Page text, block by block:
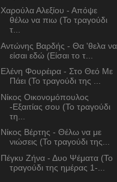
Χαρούλα Αλεξίου - Απόψε
θέλω να πιω (Το τραγούδι
τ...
Αντώνης Βαρδής - Θα 'θελα να
είσαι εδώ (Είσαι το τ...
Ελένη Φουρέιρα - Στο Θεό Με
Πάει (Το τραγούδι της ...
Νίκος Οικονομόπουλος
-Εξαιτίας σου (Το τραγούδι
τη...
Νίκος Βέρτης - Θέλω να με
νιώσεις (Το τραγούδι της...
Πέγκυ Ζήνα - Δυο Ψέματα (Το
τραγούδι της ημέρας 1-...